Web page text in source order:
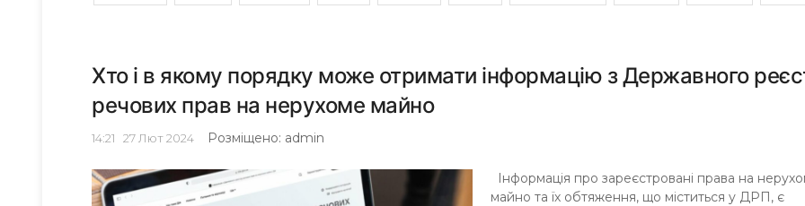
Хто і в якому порядку може отримати інформацію з Державного
речових прав на нерухоме майно
14:21 27 Лют 2024 Розміщено: admin
Інформація про зареєстровані права на
майно та їх обтяження, що міститься у ДРП, є